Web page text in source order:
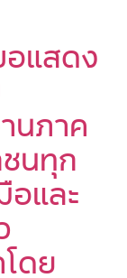
แสดง
นภาค
นทุก
อและ
ดย